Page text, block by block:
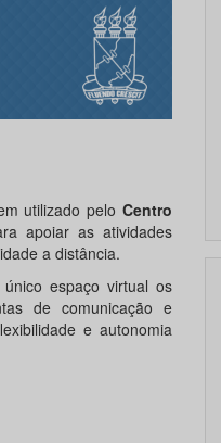
utilizado pelo Centro
apoiar as atividades
a distância.
espaço virtual os
de comunicação e
e autonomia